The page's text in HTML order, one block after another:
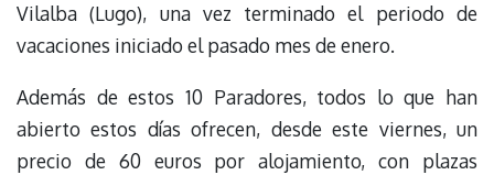
Vilalba (Lugo), una vez terminado el periodo de
vacaciones iniciado el pasado mes de enero.
Además de estos 10 Paradores, todos lo que han
abierto estos días ofrecen, desde este viernes, un
precio de 60 euros por alojamiento, con plazas